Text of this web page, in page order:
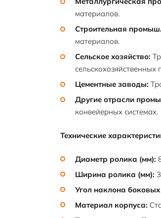
материалов.
Строительная
материалов.
Сельское хозяйство:
сельскохозяйственных
Цементные заводы:
Другие отрасли
конвейерных системах.
Технические
Диаметр ролика (мм):
Ширина ролика (мм):
Угол наклона
Материал корпуса: